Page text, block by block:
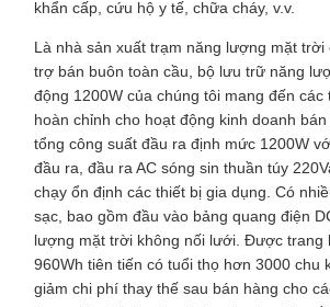
khẩn cấp, cứu hộ y tế, chữa cháy, v.v.
Là nhà sản xuất trạm năng lượng mặt trời
trợ bán buôn toàn cầu, bộ lưu trữ năng
động 1200W của chúng tôi mang đến các
hoàn chỉnh cho hoạt động kinh doanh
tổng công suất đầu ra định mức 1200W
đầu ra, đầu ra AC sóng sin thuần túy
chạy ổn định các thiết bị gia dụng. Có
sạc, bao gồm đầu vào bảng quang điện
lượng mặt trời không nối lưới. Được trang
960Wh tiên tiến có tuổi thọ hơn 3000 chu
giảm chi phí thay thế sau bán hàng cho